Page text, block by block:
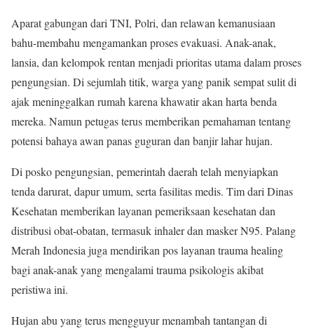
Aparat gabungan dari TNI, Polri, dan relawan kemanusiaan
bahu-membahu mengamankan proses evakuasi. Anak-anak,
lansia, dan kelompok rentan menjadi prioritas utama dalam proses
pengungsian. Di sejumlah titik, warga yang panik sempat sulit di
ajak meninggalkan rumah karena khawatir akan harta benda
mereka. Namun petugas terus memberikan pemahaman tentang
potensi bahaya awan panas guguran dan banjir lahar hujan.
Di posko pengungsian, pemerintah daerah telah menyiapkan
tenda darurat, dapur umum, serta fasilitas medis. Tim dari Dinas
Kesehatan memberikan layanan pemeriksaan kesehatan dan
distribusi obat-obatan, termasuk inhaler dan masker N95. Palang
Merah Indonesia juga mendirikan pos layanan trauma healing
bagi anak-anak yang mengalami trauma psikologis akibat
peristiwa ini.
Hujan abu yang terus mengguyur menambah tantangan di